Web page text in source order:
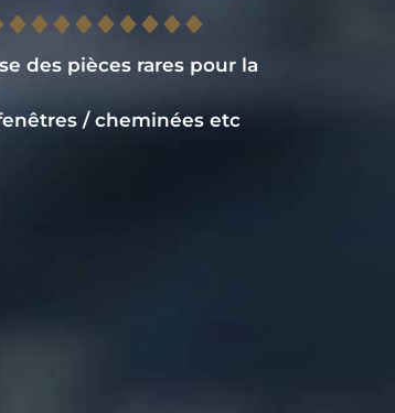
des pièces rares pour la
/ cheminées etc